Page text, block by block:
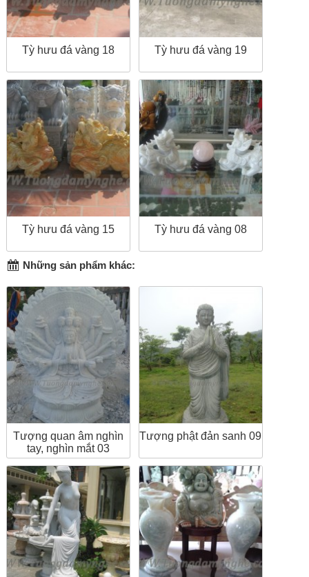
Tỳ hưu đá vàng 18 Tỳ hưu đá vàng 19
Tỳ hưu đá vàng 15 Tỳ hưu đá vàng 08
Những sản phẩm khác:
Tượng quan âm nghìn
tay, nghìn mắt 03
Tượng phật đản sanh 09